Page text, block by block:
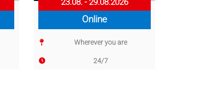
23.08. - 29.08.2026
Online
Wherever you are
24/7